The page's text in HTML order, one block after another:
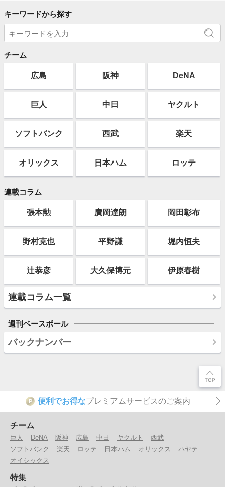
キーワードから探す
チーム
広島 阪神 DeNA
巨人 中日 ヤクルト
ソフトバンク 西武 楽天
オリックス 日本ハム ロッテ
連載コラム
張本勲 廣岡達朗 岡田彰布
野村克也 平野謙 堀内恒夫
辻恭彦 大久保博元 伊原春樹
連載コラム一覧
週刊ベースボール
バックナンバー
P 便利でお得なプレミアムサービスのご案内
チーム
巨人 DeNA 阪神 広島 中日 ヤクルト
西武
ソフトバンク
楽天 ロッテ 日本ハム オリックス
ハヤテ
オイシックス
特集